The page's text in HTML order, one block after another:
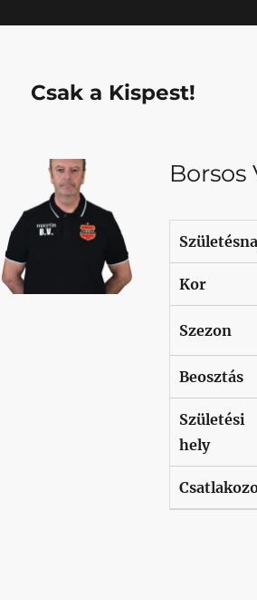
Csak a Kispest!
Borsos
Kor
Szezon
Beosztás
Születési
hely